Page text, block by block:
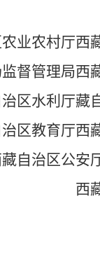
业农村厅西
督管理局西
区水利厅藏
区教育厅西
自治区公安
西